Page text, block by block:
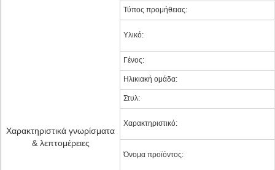
Χαρακτηριστικά γνωρίσματα
& λεπτομέρειες
Τύπος προμήθειας:
Υλικό:
Γένος:
Ηλικιακή ομάδα:
Στυλ:
Χαρακτηριστικό:
Όνομα προϊόντος: